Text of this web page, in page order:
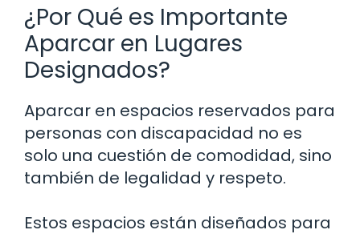
¿Por Qué es Importante
Aparcar en Lugares
Designados?
Aparcar en espacios reservados para
personas con discapacidad no es
solo una cuestión de comodidad, sino
también de legalidad y respeto.
Estos espacios están diseñados para